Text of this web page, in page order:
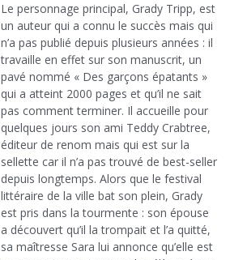
Le personnage principal, Grady Tripp, est
un auteur qui a connu le succès mais qui
n’a pas publié depuis plusieurs années : il
travaille en effet sur son manuscrit, un
pavé nommé « Des garçons épatants »
qui a atteint 2000 pages et qu’il ne sait
pas comment terminer. Il accueille pour
quelques jours son ami Teddy Crabtree,
éditeur de renom mais qui est sur la
sellette car il n’a pas trouvé de best-seller
depuis longtemps. Alors que le festival
littéraire de la ville bat son plein, Grady
est pris dans la tourmente : son épouse
a découvert qu’il la trompait et l’a quitté,
sa maîtresse Sara lui annonce qu’elle est